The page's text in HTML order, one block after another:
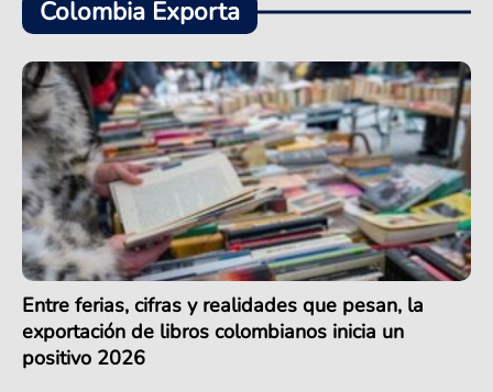
Colombia Exporta
Entre ferias, cifras y realidades que pesan, la
exportación de libros colombianos inicia un
positivo 2026